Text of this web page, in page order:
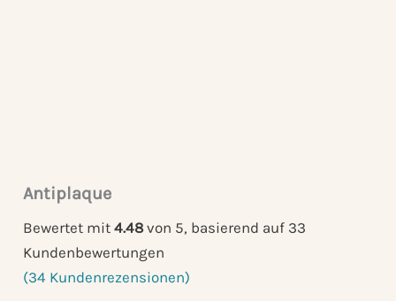
Antiplaque
Bewertet mit4.48 von 5, basierend auf 33
Kundenbewertungen
(34 Kundenrezensionen)